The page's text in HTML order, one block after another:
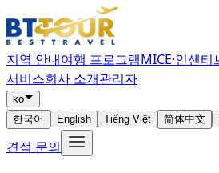
지역 안내여행 프로그램MICE·인센티
서비스회사 소개관리자
ko
한국어
English Tiếng Việt 简体中文
견적 문의